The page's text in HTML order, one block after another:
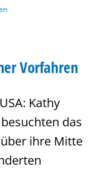
Vorfahren
Kathy
das
ihre Mitte